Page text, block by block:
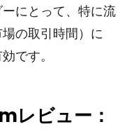
にとって、特に流
の取引時間）に
です。
ビュー：